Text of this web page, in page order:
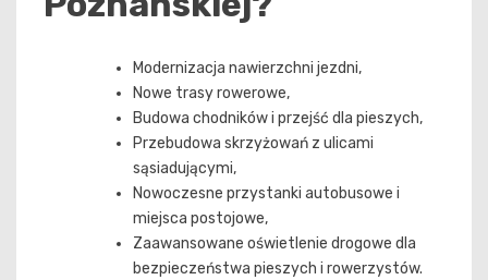
Modernizacja nawierzchni jezdni,
Nowe trasy rowerowe,
Budowa chodników i przejść dla pieszych,
Przebudowa skrzyżowań z ulicami
sąsiadującymi,
Nowoczesne przystanki autobusowe i
miejsca postojowe,
Zaawansowane oświetlenie drogowe dla
bezpieczeństwa pieszych i rowerzystów.